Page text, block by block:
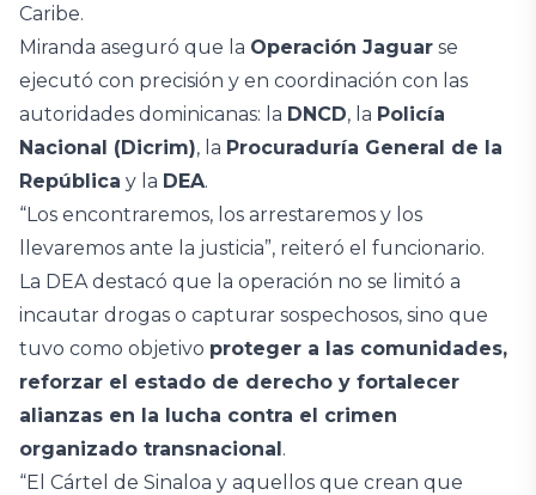
Caribe.
Miranda aseguró que la Operación Jaguar se
ejecutó con precisión y en coordinación con las
autoridades dominicanas: la DNCD, la Policía
Nacional (Dicrim), la Procuraduría General de la
República y la DEA.
“Los encontraremos, los arrestaremos y los
llevaremos ante la justicia”, reiteró el funcionario.
La DEA destacó que la operación no se limitó a
incautar drogas o capturar sospechosos, sino que
tuvo como objetivo proteger a las comunidades,
reforzar el estado de derecho y fortalecer
alianzas en la lucha contra el crimen
organizado transnacional.
“El Cártel de Sinaloa y aquellos que crean que